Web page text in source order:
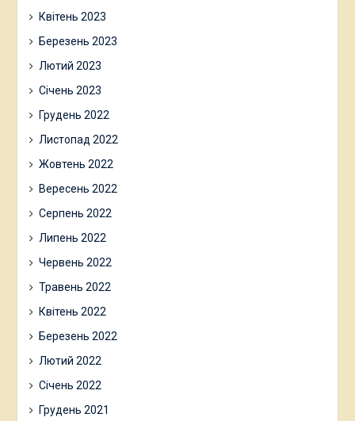
Квітень 2023
Березень 2023
Лютий 2023
Січень 2023
Грудень 2022
Листопад 2022
Жовтень 2022
Вересень 2022
Серпень 2022
Липень 2022
Червень 2022
Травень 2022
Квітень 2022
Березень 2022
Лютий 2022
Січень 2022
Грудень 2021